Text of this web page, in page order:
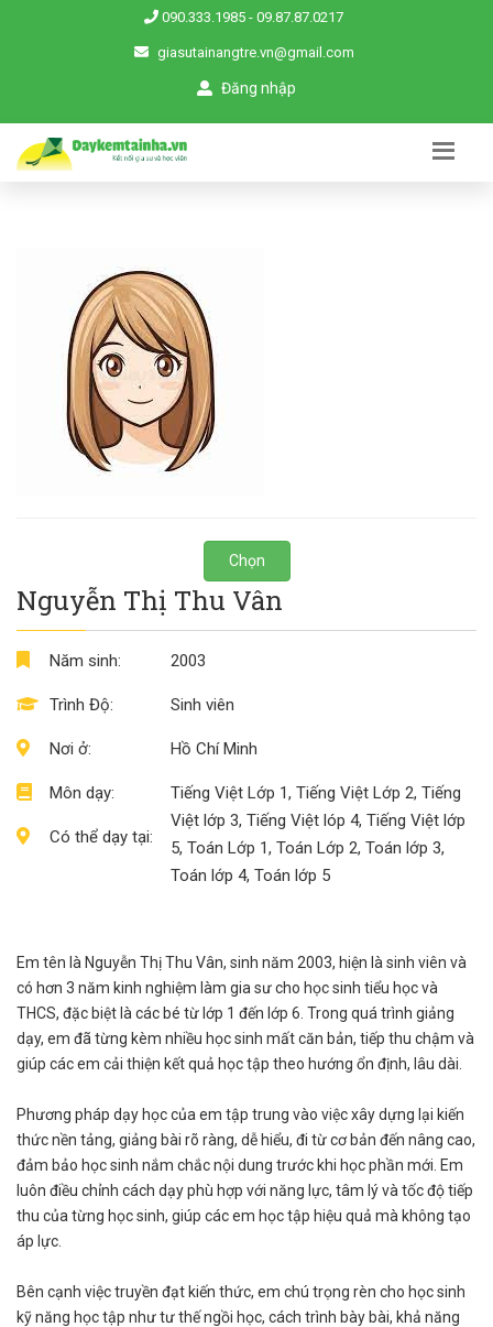
090.333.1985 - 09.87.87.0217
giasutainangtre.vn@gmail.com
Đăng nhập
Chọn
Nguyễn Thị Thu Vân
Năm sinh:
Trình Độ:
Nơi ở:
Môn dạy:
Có thể dạy tại:
2003
Sinh viên
Hồ Chí Minh
Tiếng Việt Lớp 1, Tiếng Việt Lớp 2, Tiếng
Việt lớp 3, Tiếng Việt lóp 4, Tiếng Việt lớp
5, Toán Lớp 1, Toán Lớp 2, Toán lớp 3,
Toán lớp 4, Toán lớp 5
Em tên là Nguyễn Thị Thu Vân, sinh năm 2003, hiện là sinh viên và
có hơn 3 năm kinh nghiệm làm gia sư cho học sinh tiểu học và
THCS, đặc biệt là các bé từ lớp 1 đến lớp 6. Trong quá trình giảng
dạy, em đã từng kèm nhiều học sinh mất căn bản, tiếp thu chậm và
giúp các em cải thiện kết quả học tập theo hướng ổn định, lâu dài.
Phương pháp dạy học của em tập trung vào việc xây dựng lại kiến
thức nền tảng, giảng bài rõ ràng, dễ hiểu, đi từ cơ bản đến nâng cao,
đảm bảo học sinh nắm chắc nội dung trước khi học phần mới. Em
luôn điều chỉnh cách dạy phù hợp với năng lực, tâm lý và tốc độ tiếp
thu của từng học sinh, giúp các em học tập hiệu quả mà không tạo
áp lực.
Bên cạnh việc truyền đạt kiến thức, em chú trọng rèn cho học sinh
kỹ năng học tập như tư thế ngồi học, cách trình bày bài, khả năng